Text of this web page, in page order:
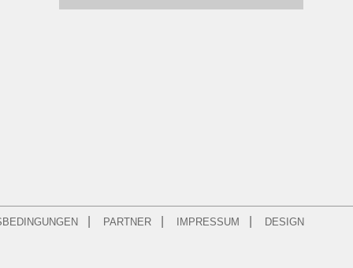
PARTNER IMPRESSUM DESIGN